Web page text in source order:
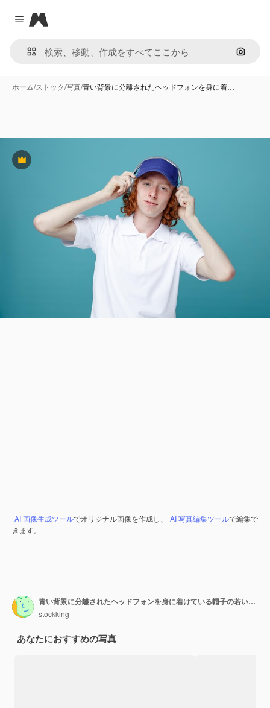
Close menu
Magnific
画像で
ホーム/ストック/写真/青い背景に分離されたヘッドフォンを身に着…
Premium
AI 画像生成ツールでオリジナル画像を作成し、 AI 写真編集ツールで編集で
きます。
青い背景に分離されたヘッドフォンを身に着けている帽子の若いハンサムな男を喜ばせる
stockking
あなたにおすすめの写真